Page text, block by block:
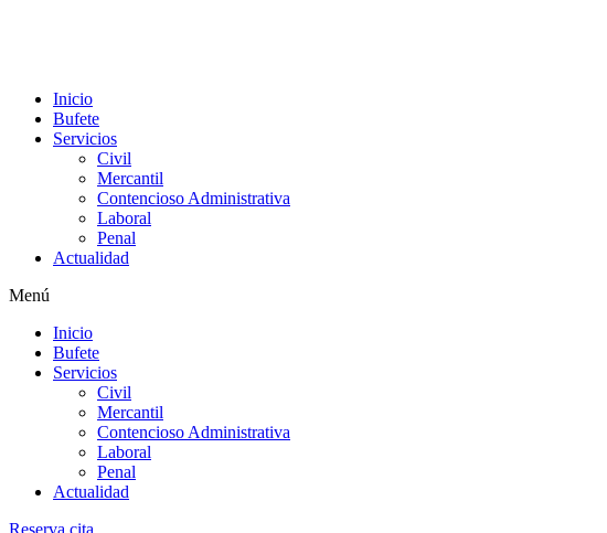
Inicio
Bufete
Servicios
Civil
Mercantil
Contencioso Administrativa
Laboral
Penal
Actualidad
Menú
Inicio
Bufete
Servicios
Civil
Mercantil
Contencioso Administrativa
Laboral
Penal
Actualidad
Reserva cita